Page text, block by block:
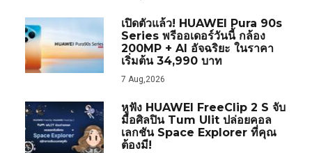
เปิดตัวแล้ว! HUAWEI Pura 90s
Series พรีออเดอร์วันนี้ กล้อง
200MP + AI อัจฉริยะ ในราคา
เริ่มต้น 34,990 บาท
7 Aug,2026
หูฟัง HUAWEI FreeClip 2 S จับ
มือศิลปิน Tum Ulit ปล่อยคอล
เลกชัน Space Explorer ที่คุณ
ต้องมี!